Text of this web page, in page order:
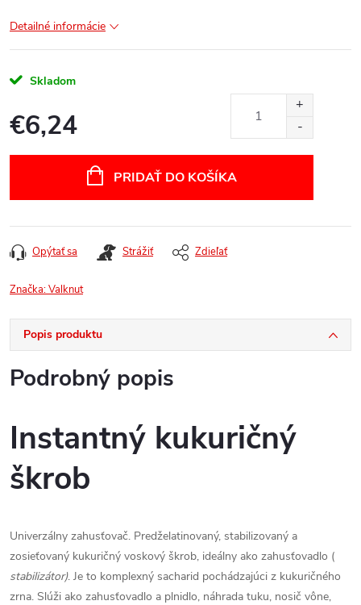
Detailné informácie
Skladom
€6,24
PRIDAŤ DO KOŠÍKA
Opýtať sa Strážiť Zdieľať
Značka:Valknut
Popis produktu
Podrobný popis
Instantný kukuričný
škrob
Univerzálny zahusťovač. Predželatinovaný, stabilizovaný a
zosieťovaný kukuričný voskový škrob, ideálny ako zahusťovadlo (
stabilizátor). Je to komplexný sacharid pochádzajúci z kukuričného
zrna. Slúži ako zahusťovadlo a plnidlo, náhrada tuku, nosič vône,